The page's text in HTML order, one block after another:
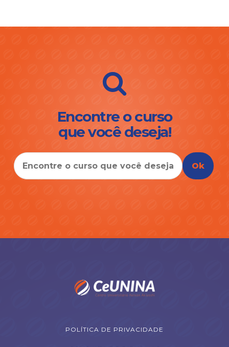
Encontre o curso
que você deseja!
Ok
POLÍTICA DE PRIVACIDADE